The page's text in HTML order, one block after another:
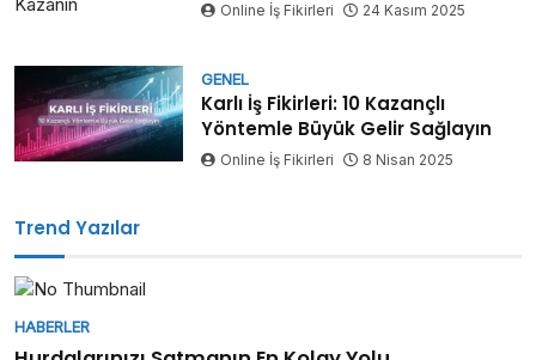
Online İş Fikirleri 24 Kasım 2025
GENEL
Karlı İş Fikirleri: 10 Kazançlı
Yöntemle Büyük Gelir Sağlayın
Online İş Fikirleri 8 Nisan 2025
Trend Yazılar
HABERLER